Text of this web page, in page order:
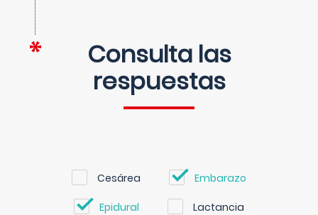
Consulta las
respuestas
Cesárea Embarazo
Epidural Lactancia